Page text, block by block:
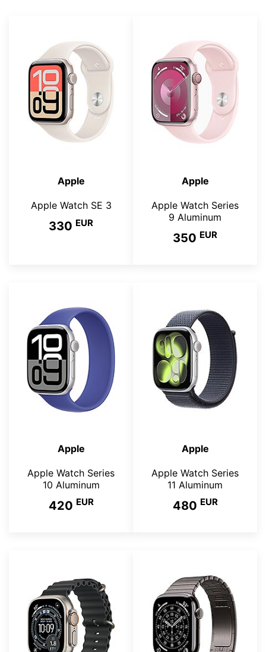
Apple
Apple Watch SE 3
330 EUR
Apple
Apple Watch Series
9 Aluminum
350 EUR
Apple
Apple Watch Series
10 Aluminum
420 EUR
Apple
Apple Watch Series
11 Aluminum
480 EUR